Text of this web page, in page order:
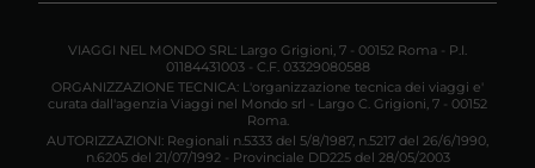
VIAGGI NEL MONDO SRL: Largo Grigioni, 7 - 00152 Roma - P.I.
01184431003 - C.F. 03329080588
ORGANIZZAZIONE TECNICA: L'organizzazione tecnica dei viaggi e'
curata dall'agenzia Viaggi nel Mondo srl - Largo C. Grigioni, 7 - 00152
Roma.
AUTORIZZAZIONI: Regionali n.5333 del 5/8/1987, n.5217 del 26/6/1990,
n.6205 del 21/07/1992 - Provinciale DD225 del 28/05/2003